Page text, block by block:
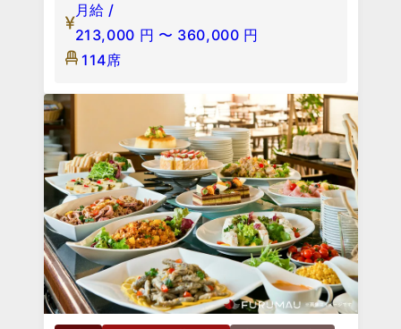
月給 /
213,000 円 〜 360,000 円
114席